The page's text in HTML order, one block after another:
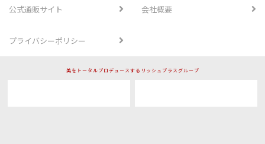
公式通販サイト 会社概要
プライバシーポリシー
美をトータルプロデュースするリッシュプラスグループ